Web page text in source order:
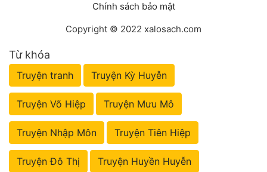
Chính sách bảo mật
Copyright © 2022 xalosach.com
Từ khóa
Truyện tranh Truyện Kỳ Huyễn
Truyện Võ Hiệp Truyện Mưu Mô
Truyện Nhập Môn Truyện Tiên Hiệp
Truyện Đô Thị Truyện Huyền Huyễn